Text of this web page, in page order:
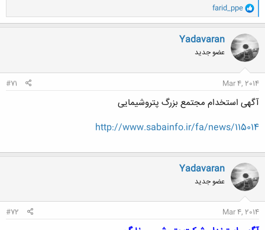
و
ا
ک
ن
ش
ه
ا
farid_ppe
Yadavaran
عضو جدید
Mar 4, 2014
#71
آگهی استخدام مجتمع بزرگ پتروشیمایی
http://www.sabainfo.ir/fa/news/115014
Yadavaran
عضو جدید
Mar 4, 2014
#72